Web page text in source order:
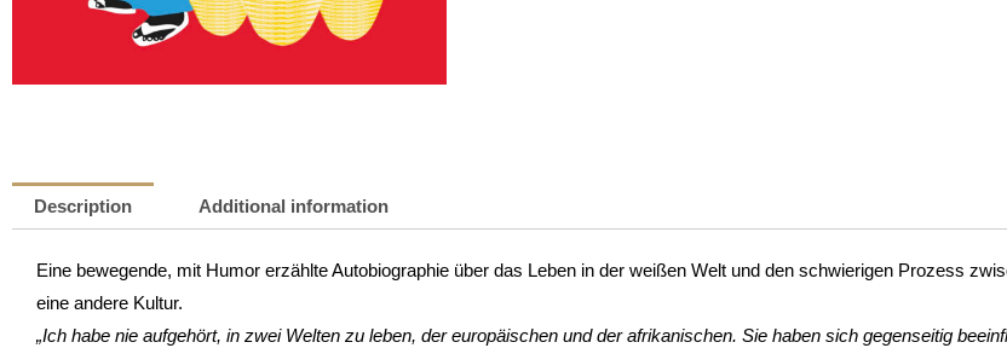
Description Additional information
Eine bewegende, mit Humor erzählte Autobiographie über das Leben in der weißen Welt und den schwierigen Prozess
eine andere Kultur.
„Ich habe nie aufgehört, in zwei Welten zu leben, der europäischen und der afrikanischen. Sie haben sich gegenseitig